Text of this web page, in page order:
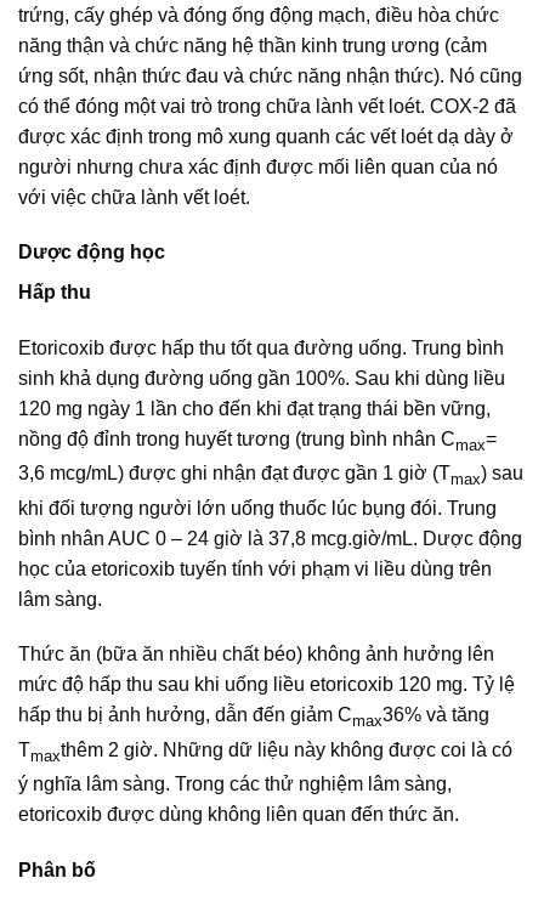
trứng, cấy ghép và đóng ống động mạch, điều hòa chức
năng thận và chức năng hệ thần kinh trung ương (cảm
ứng sốt, nhận thức đau và chức năng nhận thức). Nó cũng
có thể đóng một vai trò trong chữa lành vết loét. COX-2 đã
được xác định trong mô xung quanh các vết loét dạ dày ở
người nhưng chưa xác định được mối liên quan của nó
với việc chữa lành vết loét.
Dược động học
Hấp thu
Etoricoxib được hấp thu tốt qua đường uống. Trung bình
sinh khả dụng đường uống gần 100%. Sau khi dùng liều
120 mg ngày 1 lần cho đến khi đạt trạng thái bền vững,
nồng độ đỉnh trong huyết tương (trung bình nhân Cmax=
3,6 mcg/mL) được ghi nhận đạt được gần 1 giờ (Tmax) sau
khi đối tượng người lớn uống thuốc lúc bụng đói. Trung
bình nhân AUC 0 – 24 giờ là 37,8 mcg.giờ/mL. Dược động
học của etoricoxib tuyến tính với phạm vi liều dùng trên
lâm sàng.
Thức ăn (bữa ăn nhiều chất béo) không ảnh hưởng lên
mức độ hấp thu sau khi uống liều etoricoxib 120 mg. Tỷ lệ
hấp thu bị ảnh hưởng, dẫn đến giảm Cmax36% và tăng
Tmaxthêm 2 giờ. Những dữ liệu này không được coi là có
ý nghĩa lâm sàng. Trong các thử nghiệm lâm sàng,
etoricoxib được dùng không liên quan đến thức ăn.
Phân bố